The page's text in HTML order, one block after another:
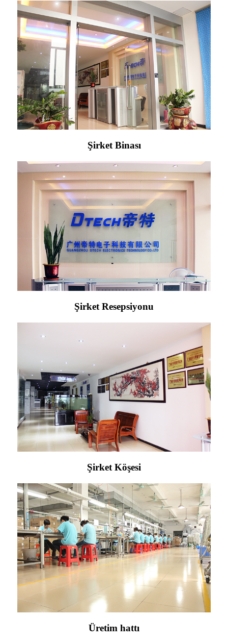
Şirket Binası
Şirket Resepsiyonu
Şirket Köşesi
Üretim hattı